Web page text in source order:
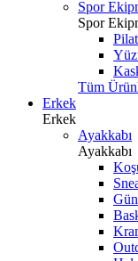
Spor
Spor
Tüm
Erkek
Erkek
Ayakkabı
Ayakkabı